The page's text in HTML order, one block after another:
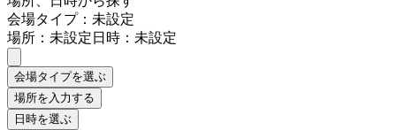
会場タイプ：未設定
場所：未設定日時：未設定
会場タイプを選ぶ
場所を入力する
日時を選ぶ